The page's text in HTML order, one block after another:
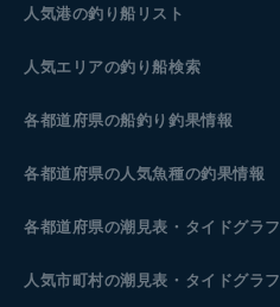
人気港の釣り船リスト
人気エリアの釣り船検索
各都道府県の船釣り釣果情報
各都道府県の人気魚種の釣果情報
各都道府県の潮見表 ・タイドグラフ
人気市町村の潮見表・タイドグラフ